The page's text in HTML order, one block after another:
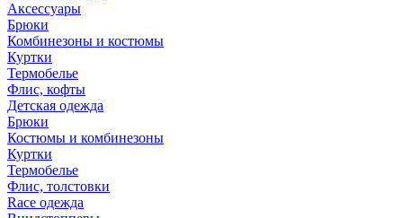
Аксессуары
Брюки
Комбинезоны и костюмы
Куртки
Термобелье
Флис, кофты
Детская одежда
Брюки
Костюмы и комбинезоны
Куртки
Термобелье
Флис, толстовки
Race одежда